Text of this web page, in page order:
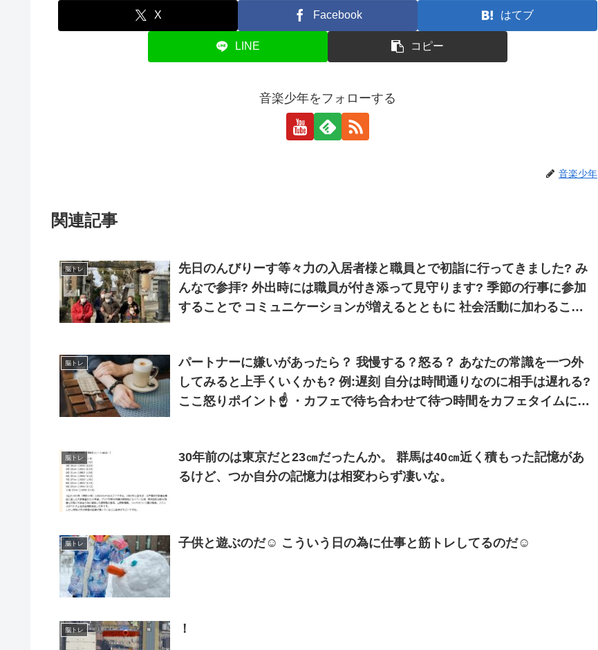
X Facebook はてブ
LINE コピー
音楽少年をフォローする
音楽少年
関連記事
脳トレ
先日のんびりーす等々力の入居者様と職員とで初詣に行ってきました? み
んなで参拝? 外出時には職員が付き添って見守ります? 季節の行事に参加
することで コミュニケーションが増えるとともに 社会活動に加わること
脳トレ
パートナーに嫌いがあったら？ 我慢する？怒る？ あなたの常識を一つ外
してみると上手くいくかも? 例:遅刻 自分は時間通りなのに相手は遅れる?
ここ怒りポイント☝️ ・カフェで待ち合わせて待つ時間をカフェタイムにし
脳トレ
30年前のは東京だと23㎝だったんか。 群馬は40㎝近く積もった記憶があ
るけど、つか自分の記憶力は相変わらず凄いな。
脳トレ 子供と遊ぶのだ☺️ こういう日の為に仕事と筋トレしてるのだ☺️
脳トレ ！